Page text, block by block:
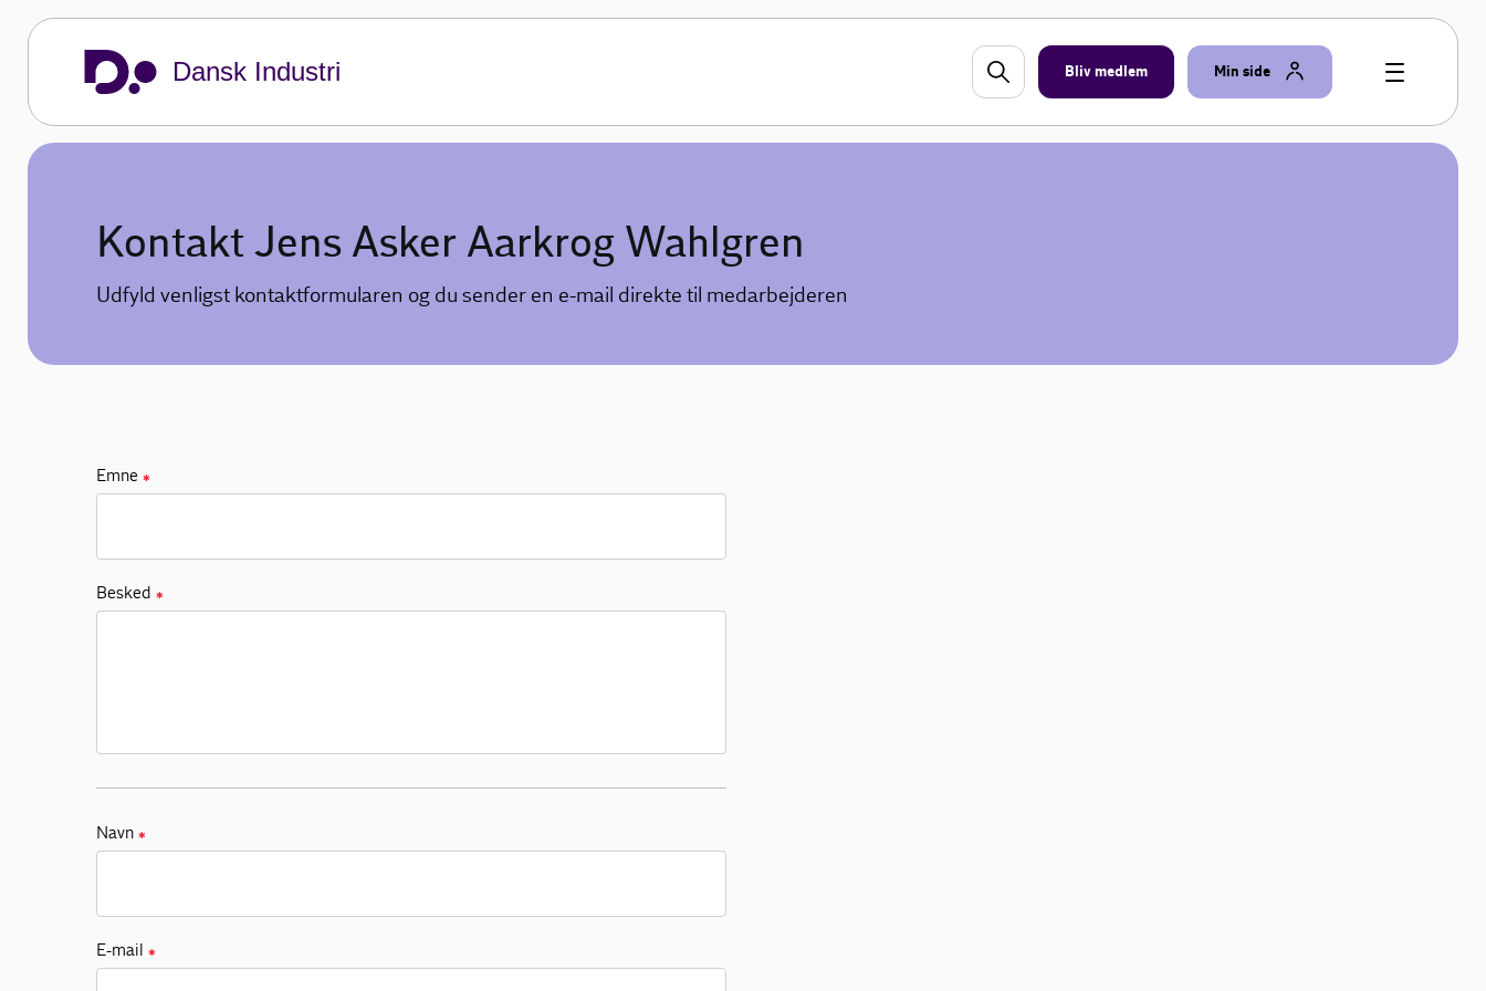
Dansk Industri Bliv medlem Min side
Kontakt Jens Asker Aarkrog Wahlgren
Udfyld venligst kontaktformularen og du sender en e-mail direkte til medarbejderen
Emne ✱
Besked ✱
Navn ✱
E-mail ✱